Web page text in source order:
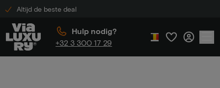
Altijd de beste deal
Hulp nodig?
+32 3 300 17 29